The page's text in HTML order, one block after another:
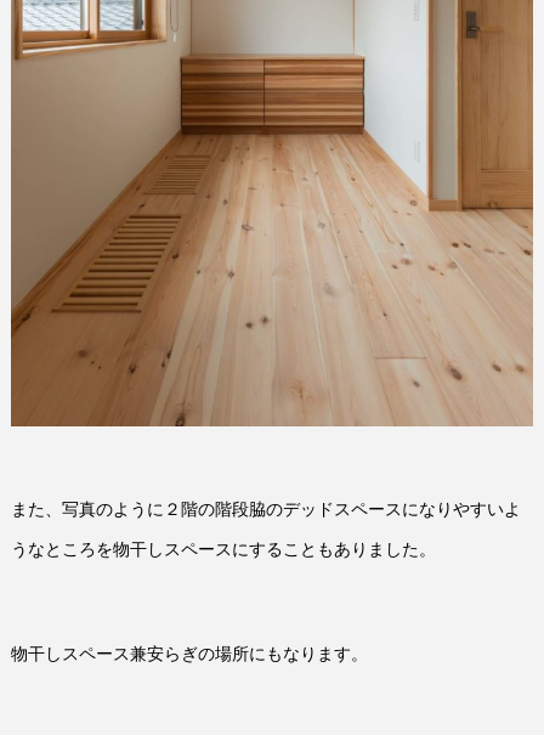
また、写真のように２階の階段脇のデッドスペースになりやすいよ
うなところを物干しスペースにすることもありました。
物干しスペース兼安らぎの場所にもなります。